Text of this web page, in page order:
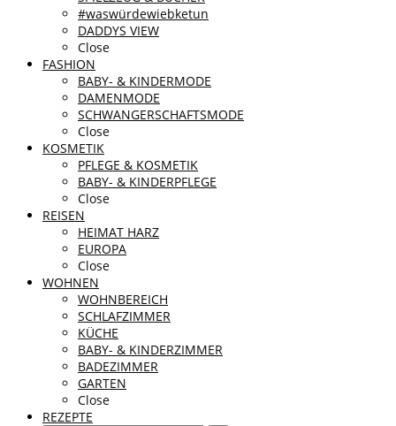
#waswürdewiebketun
DADDYS VIEW
Close
FASHION
BABY- & KINDERMODE
DAMENMODE
SCHWANGERSCHAFTSMODE
Close
KOSMETIK
PFLEGE & KOSMETIK
BABY- & KINDERPFLEGE
Close
REISEN
HEIMAT HARZ
EUROPA
Close
WOHNEN
WOHNBEREICH
SCHLAFZIMMER
KÜCHE
BABY- & KINDERZIMMER
BADEZIMMER
GARTEN
Close
REZEPTE